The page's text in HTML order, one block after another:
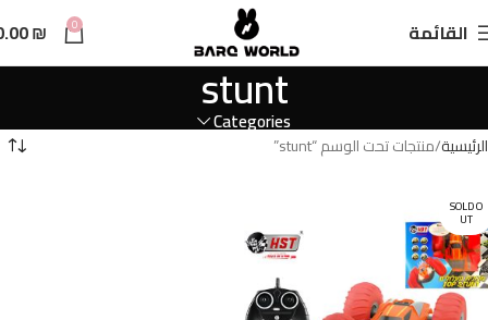
القائمة 0
₪
stunt
Categories
الرئيسية منتجات تحت الوسم “stunt”
SOLD O
UT